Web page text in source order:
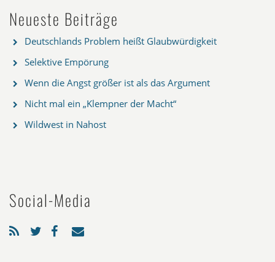
Neueste Beiträge
Deutschlands Problem heißt Glaubwürdigkeit
Selektive Empörung
Wenn die Angst größer ist als das Argument
Nicht mal ein „Klempner der Macht“
Wildwest in Nahost
Social-Media